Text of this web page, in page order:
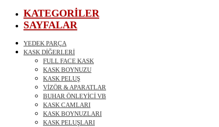
KATEGORİLER
SAYFALAR
YEDEK PARÇA
KASK DİĞERLERİ
FULL FACE KASK
KASK BOYNUZU
KASK PELUŞ
VİZÖR & APARATLAR
BUHAR ÖNLEYİCİ VB
KASK CAMLARI
KASK BOYNUZLARI
KASK PELUŞLARI